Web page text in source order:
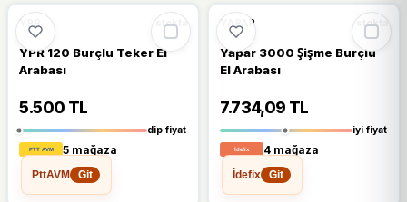
%37 %37 DÜŞTÜ
YPR stokta
YPR 120 Burçlu Teker El
Arabası
5.500 TL
dip fiyat
5 mağaza
PttAVM
Git
%9
YAPAR stokta
Yapar 3000 Şişme Burçlu
El Arabası
7.734,09 TL
iyi fiyat
4 mağaza
İdefix
Git